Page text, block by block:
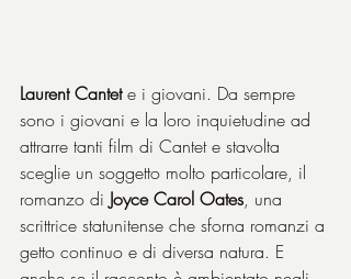
Laurent Cantet e i giovani. Da sempre
sono i giovani e la loro inquietudine ad
attrarre tanti film di Cantet e stavolta
sceglie un soggetto molto particolare, il
romanzo di Joyce Carol Oates, una
scrittrice statunitense che sforna romanzi a
getto continuo e di diversa natura. E